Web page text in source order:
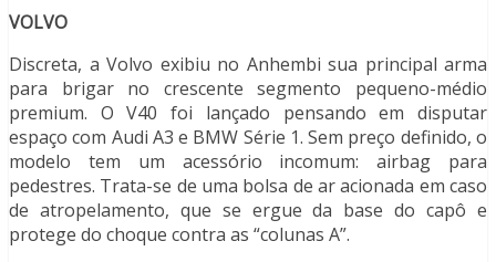
VOLVO
Discreta, a Volvo exibiu no Anhembi sua principal arma
para brigar no crescente segmento pequeno-médio
premium. O V40 foi lançado pensando em disputar
espaço com Audi A3 e BMW Série 1. Sem preço definido, o
modelo tem um acessório incomum: airbag para
pedestres. Trata-se de uma bolsa de ar acionada em caso
de atropelamento, que se ergue da base do capô e
protege do choque contra as “colunas A”.